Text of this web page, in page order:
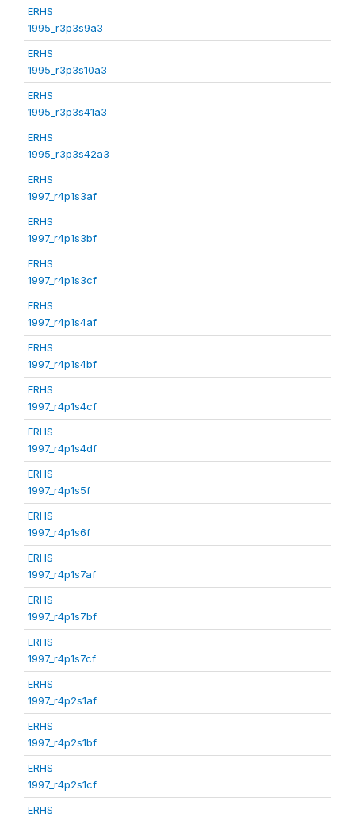
ERHS
1995_r3p3s9a3
ERHS
1995_r3p3s10a3
ERHS
1995_r3p3s41a3
ERHS
1995_r3p3s42a3
ERHS
1997_r4p1s3af
ERHS
1997_r4p1s3bf
ERHS
1997_r4p1s3cf
ERHS
1997_r4p1s4af
ERHS
1997_r4p1s4bf
ERHS
1997_r4p1s4cf
ERHS
1997_r4p1s4df
ERHS
1997_r4p1s5f
ERHS
1997_r4p1s6f
ERHS
1997_r4p1s7af
ERHS
1997_r4p1s7bf
ERHS
1997_r4p1s7cf
ERHS
1997_r4p2s1af
ERHS
1997_r4p2s1bf
ERHS
1997_r4p2s1cf
ERHS